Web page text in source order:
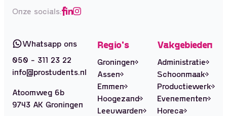
Onze socials:
Whatsapp ons
050 - 311 23 22
info@prostudents.nl
Atoomweg 6b
9743 AK Groningen
Regio's
Groningen
Assen
Emmen
Hoogezand
Leeuwarden
Vakgebieden
Administratie
Schoonmaak
Productiewerk
Evenementen
Horeca